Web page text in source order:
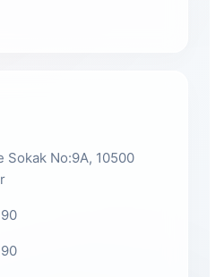
Sokak No:9A, 10500